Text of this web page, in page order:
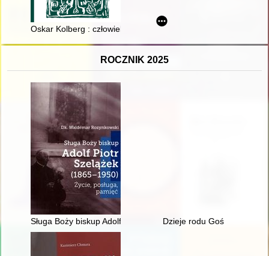
Oskar Kolberg : człowiek i dzieło. Cz. 3,
ROCZNIK 2025
Sługa Boży biskup Adolf Piotr Szelążek (1865-1950) : życie,
Dzieje rodu Goś